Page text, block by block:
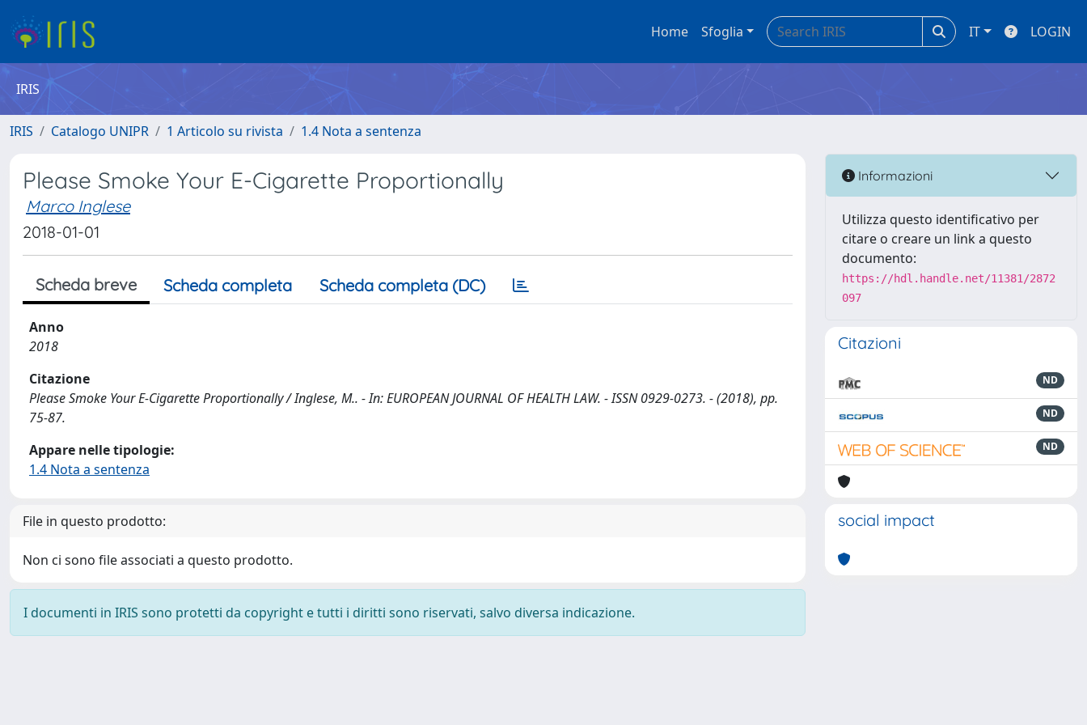
Home Sfoglia IT LOGIN
IRIS
IRIS Catalogo UNIPR 1 Articolo su rivista 1.4 Nota a sentenza
Please Smoke Your E-Cigarette Proportionally
Marco Inglese
2018-01-01
Scheda breve Scheda completa Scheda completa (DC)
Anno
2018
Citazione
Please Smoke Your E-Cigarette Proportionally / Inglese, M.. - In: EUROPEAN JOURNAL OF HEALTH LAW. - ISSN 0929-0273. - (2018), pp.
75-87.
Appare nelle tipologie:
1.4 Nota a sentenza
File in questo prodotto:
Non ci sono file associati a questo prodotto.
I documenti in IRIS sono protetti da copyright e tutti i diritti sono riservati, salvo diversa indicazione.
Informazioni
Utilizza questo identificativo per
citare o creare un link a questo
documento:
https://hdl.handle.net/11381/2872
097
Citazioni
ND
ND
ND
social impact